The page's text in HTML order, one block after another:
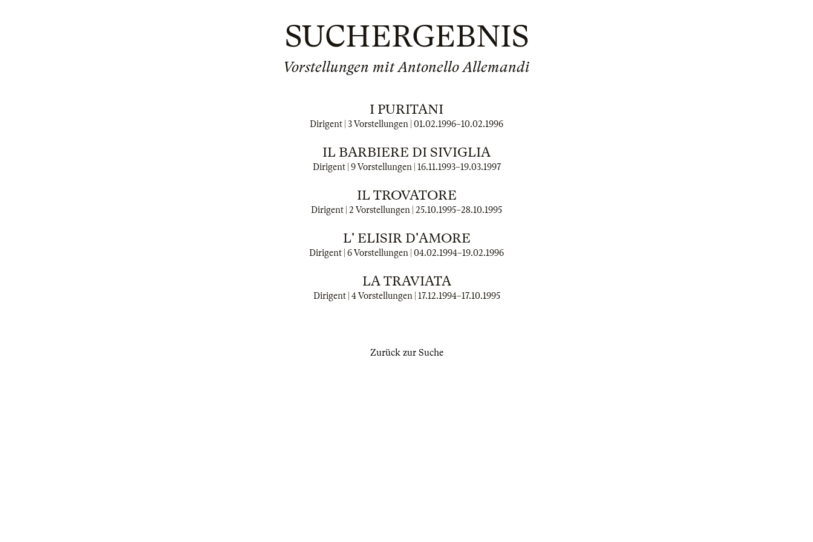
SUCHERGEBNIS
Vorstellungen mit Antonello Allemandi
I PURITANI
Dirigent | 3 Vorstellungen | 01.02.1996–10.02.1996
IL BARBIERE DI SIVIGLIA
Dirigent | 9 Vorstellungen | 16.11.1993–19.03.1997
IL TROVATORE
Dirigent | 2 Vorstellungen | 25.10.1995–28.10.1995
L' ELISIR D'AMORE
Dirigent | 6 Vorstellungen | 04.02.1994–19.02.1996
LA TRAVIATA
Dirigent | 4 Vorstellungen | 17.12.1994–17.10.1995
Zurück zur Suche